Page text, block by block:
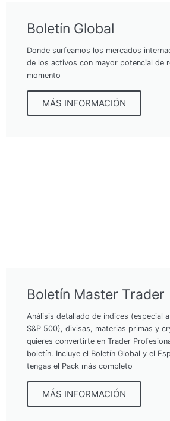
Boletín Global
Donde surfeamos los mercados
de los activos con mayor potencial de
momento
MÁS INFORMACIÓN
Boletín Master Trader
Análisis detallado de índices (especial
S&P 500), divisas, materias primas y
quieres convertirte en Trader
boletín. Incluye el Boletín Global y el
tengas el Pack más completo
MÁS INFORMACIÓN